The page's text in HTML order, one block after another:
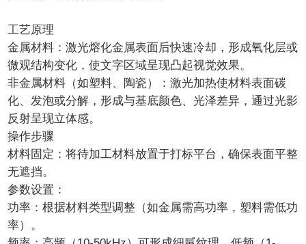
工艺原理
金属材料：激光熔化金属表面后快速冷却，形成氧化层或
微观结构变化，使文字区域呈现凸起视觉效果。
非金属材料（如塑料、陶瓷）：激光加热使材料表面碳
化、发泡或分解，形成与基底颜色、光泽差异，通过光影
反射呈现立体感。
操作步骤
材料固定：将待加工材料放置于打标平台，确保表面平整
无遮挡。
参数设置：
功率：根据材料类型调整（如金属需高功率，塑料需低功
率）。